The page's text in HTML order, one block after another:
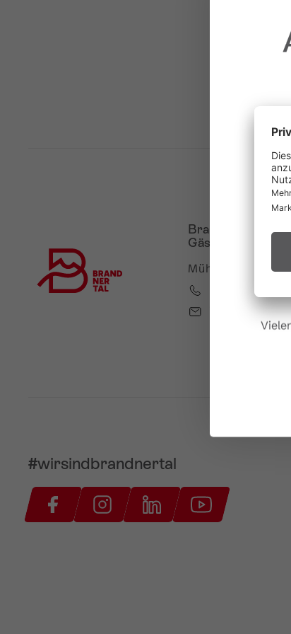
#wirsindbrandnertal
Brandnertal
Gästeinfo
Mühledörfle 2,
Wir